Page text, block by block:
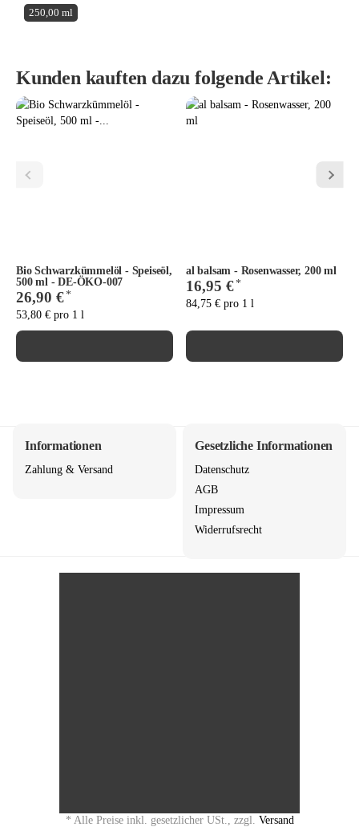
250,00 ml
Kunden kauften dazu folgende Artikel:
Bio Schwarzkümmelöl - Speiseöl,
500 ml - DE-ÖKO-007
26,90 €*
53,80 € pro 1 l
al balsam - Rosenwasser, 200 ml
16,95 €*
84,75 € pro 1 l
Informationen
Zahlung & Versand
Gesetzliche Informationen
Datenschutz
AGB
Impressum
Widerrufsrecht
* Alle Preise inkl. gesetzlicher USt., zzgl. Versand